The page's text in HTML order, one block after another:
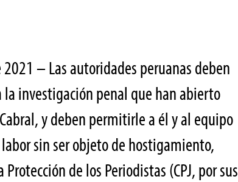
– Las autoridades peruanas deben
investigación penal que han abierto
y deben permitirle a él y al equipo
sin ser objeto de hostigamiento,
de los Periodistas (CPJ, por sus